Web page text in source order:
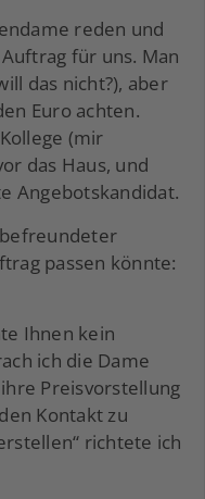
reden und
für uns. Man
das nicht?), aber
Euro achten.
(mir
das Haus, und
Angebotskandidat.
passen könnte:
Ihnen kein
ich die Dame
Preisvorstellung
Kontakt zu
richtete ich